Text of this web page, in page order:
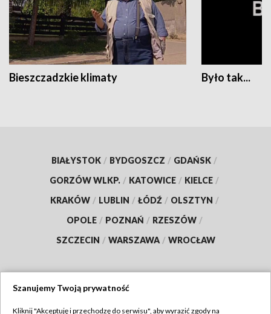
Bieszczadzkie klimaty Było tak...
BIAŁYSTOK / BYDGOSZCZ / GDAŃSK /
GORZÓW WLKP. / KATOWICE / KIELCE /
KRAKÓW / LUBLIN / ŁÓDŹ / OLSZTYN /
OPOLE / POZNAŃ / RZESZÓW /
SZCZECIN / WARSZAWA / WROCŁAW
Szanujemy Twoją prywatność
Kliknij "Akceptuję i przechodzę do serwisu", aby wyrazić zgody na